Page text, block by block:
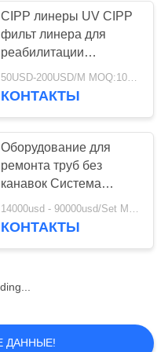
141
CIPP линеры UV CIPP
фильт линера для
реабилитации
трубопроводов
КОНТАКТЫ
Оборудование для
ремонта труб без
канавок Система
отвердительной
машины
14000usd - 90000usd/Set MOQ:1 комплект
КОНТАКТЫ
ДАННЫЕ!